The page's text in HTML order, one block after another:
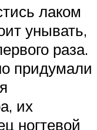
лаком
унывать,
раза.
придумали
их
ногтевой